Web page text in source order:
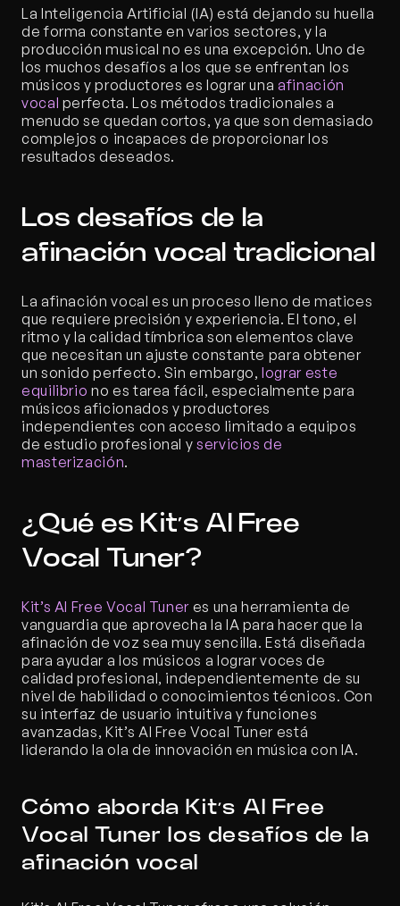
La Inteligencia Artificial (IA) está dejando su huella
de forma constante en varios sectores, y la
producción musical no es una excepción. Uno de
los muchos desafíos a los que se enfrentan los
músicos y productores es lograr una afinación
vocal perfecta. Los métodos tradicionales a
menudo se quedan cortos, ya que son demasiado
complejos o incapaces de proporcionar los
resultados deseados.
Los desafíos de la
afinación vocal tradicional
La afinación vocal es un proceso lleno de matices
que requiere precisión y experiencia. El tono, el
ritmo y la calidad tímbrica son elementos clave
que necesitan un ajuste constante para obtener
un sonido perfecto. Sin embargo, lograr este
equilibrio no es tarea fácil, especialmente para
músicos aficionados y productores
independientes con acceso limitado a equipos
de estudio profesional y servicios de
masterización.
¿Qué es Kit’s AI Free
Vocal Tuner?
Kit’s AI Free Vocal Tuner es una herramienta de
vanguardia que aprovecha la IA para hacer que la
afinación de voz sea muy sencilla. Está diseñada
para ayudar a los músicos a lograr voces de
calidad profesional, independientemente de su
nivel de habilidad o conocimientos técnicos. Con
su interfaz de usuario intuitiva y funciones
avanzadas, Kit’s AI Free Vocal Tuner está
liderando la ola de innovación en música con IA.
Cómo aborda Kit’s AI Free
Vocal Tuner los desafíos de la
afinación vocal